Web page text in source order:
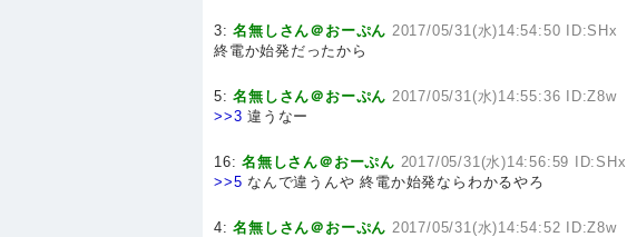
3:名無しさん＠おーぷん 2017/05/31(水)14:54:50 ID:SHx
終電か始発だったから
5:名無しさん＠おーぷん 2017/05/31(水)14:55:36 ID:Z8w
>>3 違うなー
16:名無しさん＠おーぷん 2017/05/31(水)14:56:59 ID:SHx
>>5 なんで違うんや 終電か始発ならわかるやろ
4:名無しさん＠おーぷん 2017/05/31(水)14:54:52 ID:Z8w